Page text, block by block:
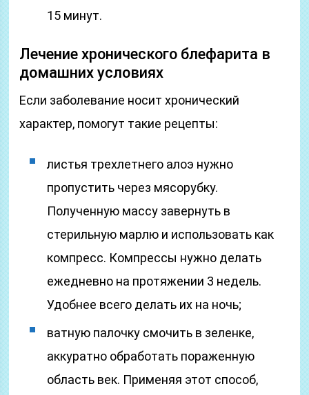
15 минут.
Лечение хронического блефарита в
домашних условиях
Если заболевание носит хронический
характер, помогут такие рецепты:
листья трехлетнего алоэ нужно
пропустить через мясорубку.
Полученную массу завернуть в
стерильную марлю и использовать как
компресс. Компрессы нужно делать
ежедневно на протяжении 3 недель.
Удобнее всего делать их на ночь;
ватную палочку смочить в зеленке,
аккуратно обработать пораженную
область век. Применяя этот способ,